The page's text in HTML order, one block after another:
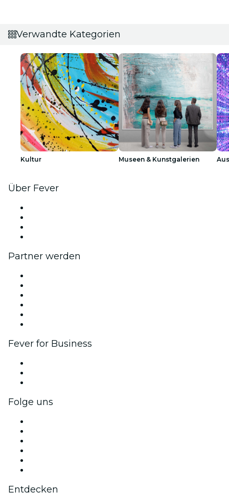
Verwandte Kategorien
Kultur Museen & Kunstgalerien
Über Fever
Partner werden
Fever for Business
Folge uns
Entdecken